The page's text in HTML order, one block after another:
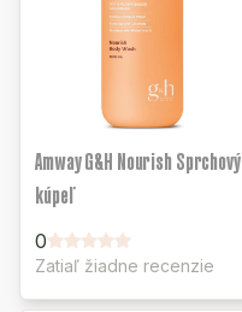
Amway G&H Nourish Sprchový
kúpeľ
0
Zatiaľ žiadne recenzie